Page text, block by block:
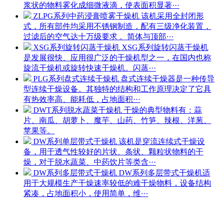
浆状的物料雾化成细微液滴，使表面积显著···
ZLPG系列中药浸膏喷雾干燥机 该机采用全封闭形
式，所有部件均采用不锈钢制造，配有三级净化装置，
过滤后的空气达十万级要求 。简体与顶部···
XSG系列旋转闪蒸干燥机 XSG系列旋转闪蒸干燥机
是发展很快、应用很广泛的干燥机型之一，在国内也称
旋流干燥机或旋转快速干燥机。闪蒸···
PLG系列盘式连续干燥机 盘式连续干燥器是一种传导
型连续干燥设备。其独特的结构和工作原理决定了它具
有热效率高、能耗低，占地面积···
DWT系列脱水蔬菜干燥机 干燥的典型物料有：蒜
片、南瓜、胡萝卜、魔芋、山药、竹笋、辣根、洋葱、
苹果等。
DW系列单层带式干燥机 该机是穿流连续式干燥设
备，用于透气性较好的片状、条状、颗粒状物料的干
燥，对于脱水蔬菜、中药饮片等类含···
DW系列多层带式干燥机 DW系列多层带式干燥机适
用于大规模生产干燥速率较低的难干燥物料，设备结构
紧凑，占地面积小，使用简单，维···